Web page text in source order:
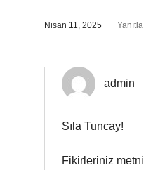
Nisan 11, 2025 Yanıtla
admin
Sıla Tuncay!
Fikirleriniz metni